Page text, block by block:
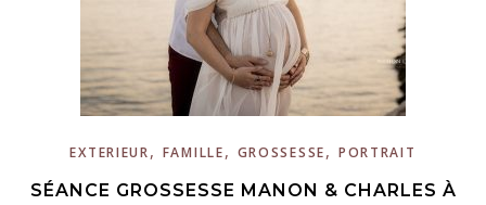
EXTERIEUR, FAMILLE, GROSSESSE, PORTRAIT
SÉANCE GROSSESSE MANON & CHARLES À